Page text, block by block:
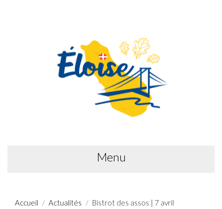
Menu
Accueil Actualités Bistrot des assos | 7 avril